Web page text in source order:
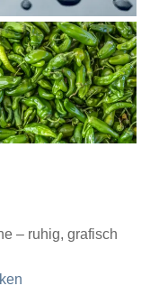
– ruhig, grafisch